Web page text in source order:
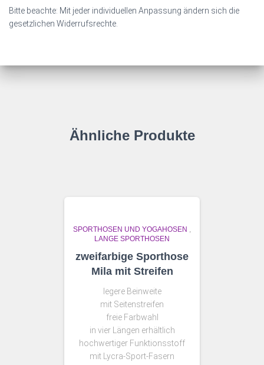
Bitte beachte: Mit jeder individuellen Anpassung ändern sich die
gesetzlichen Widerrufsrechte.
Ähnliche Produkte
SPORTHOSEN UND YOGAHOSEN ,
LANGE SPORTHOSEN
zweifarbige Sporthose
Mila mit Streifen
legere Beinweite
mit Seitenstreifen
freie Farbwahl
in vier Längen erhältlich
hochwertiger Funktionsstoff
mit Lycra-Sport-Fasern